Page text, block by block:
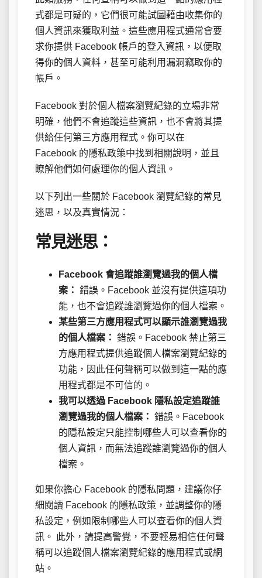
式都是可疑的，它們很可能試圖藉由收集你的
個人資訊來獲取利益。這些應用程式通常會要
求你提供 Facebook 帳戶的登入資訊，以便取
得你的個人資料，甚至可能利用漏洞竊取你的
帳戶。
Facebook 對於個人檔案瀏覽紀錄的立場非常
明確，他們不會追蹤這些資訊，也不會將其提
供給任何第三方應用程式。你可以在
Facebook 的隱私政策中找到相關說明，並且
瞭解他們如何處理你的個人資訊。
以下列出一些關於 Facebook 瀏覽紀錄的常見
迷思，以及真實情況：
常見迷思：
Facebook 會追蹤誰瀏覽過我的個人檔
案： 錯誤。Facebook 並沒有提供這項功
能，也不會追蹤誰瀏覽過你的個人檔案。
某些第三方應用程式可以顯示誰瀏覽過我
的個人檔案： 錯誤。Facebook 禁止第三
方應用程式提供追蹤個人檔案瀏覽紀錄的
功能，因此任何聲稱可以做到這一點的應
用程式都是不可信的。
我可以透過 Facebook 隱私設定追蹤誰
瀏覽過我的個人檔案： 錯誤。Facebook
的隱私設定只能控制哪些人可以查看你的
個人資訊，而無法追蹤誰瀏覽過你的個人
檔案。
如果你擔心 Facebook 的隱私問題，建議你仔
細閱讀 Facebook 的隱私政策，並調整你的隱
私設定，例如限制哪些人可以查看你的個人資
訊。 此外，請提高警覺，不要輕易相信任何聲
稱可以追蹤個人檔案瀏覽紀錄的應用程式或網
站。